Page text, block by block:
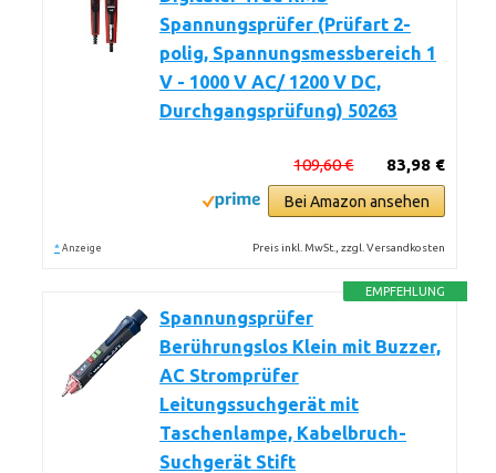
Spannungsprüfer (Prüfart 2-
polig, Spannungsmessbereich 1
V - 1000 V AC/ 1200 V DC,
Durchgangsprüfung) 50263
83,98 €
109,60 €
Bei Amazon ansehen
* Anzeige Preis inkl. MwSt., zzgl. Versandkosten
EMPFEHLUNG
Spannungsprüfer
Berührungslos Klein mit Buzzer,
AC Stromprüfer
Leitungssuchgerät mit
Taschenlampe, Kabelbruch-
Suchgerät Stift